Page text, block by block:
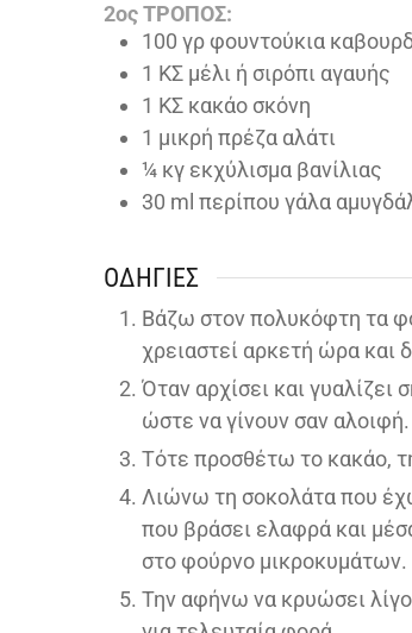
2ος ΤΡΟΠΟΣ:
100 γρ φουντούκια
1 ΚΣ μέλι ή σιρόπι αγαυής
1 ΚΣ κακάο σκόνη
1 μικρή πρέζα αλάτι
¼ κγ εκχύλισμα βανίλιας
30 ml περίπου γάλα
ΟΔΗΓΊΕΣ
Βάζω στον πολυκόφτη τα
χρειαστεί αρκετή ώρα
Όταν αρχίσει και γυαλίζει
ώστε να γίνουν σαν αλοιφή.
Τότε προσθέτω το κακάο,
Λιώνω τη σοκολάτα που
που βράσει ελαφρά και
στο φούρνο μικροκυμάτων.
Την αφήνω να κρυώσει